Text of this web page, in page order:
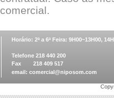
comercial.
Horário: 2ª a 6ª Feira: 9H00~13H00,
Telefone 218 440 200
Fax 218 409 517
email: comercial@niposom.com